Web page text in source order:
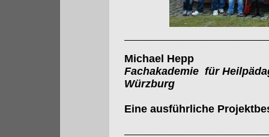
Michael Hepp
Fachakademie für
Würzburg
Eine ausführliche